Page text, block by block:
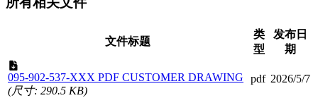
文件标题
类
型
发布日
期
095-902-537-XXX PDF CUSTOMER DRAWING
(尺寸: 290.5 KB)
pdf 2026/5/7